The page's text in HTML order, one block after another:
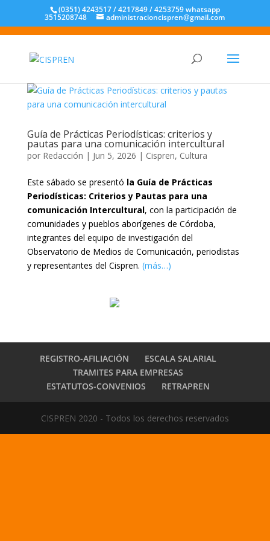
(0351) 4243517 / 4217849 / 4253759 whatsapp
3515208748 administracioncispren@gmail.com
Guía de Prácticas Periodísticas: criterios y
pautas para una comunicación intercultural
por Redacción | Jun 5, 2026 | Cispren, Cultura
Este sábado se presentó la Guía de Prácticas
Periodísticas: Criterios y Pautas para una
comunicación Intercultural, con la participación de
comunidades y pueblos aborígenes de Córdoba,
integrantes del equipo de investigación del
Observatorio de Medios de Comunicación, periodistas
y representantes del Cispren. (más…)
REGISTRO-AFILIACIÓN
ESCALA SALARIAL
TRAMITES PARA EMPRESAS
ESTATUTOS-CONVENIOS
RETRAPREN
CISPREN 2020 - Todos los derechos reservados